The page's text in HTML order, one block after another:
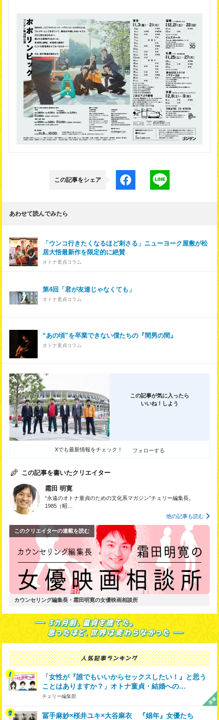
この記事をシェア
あわせて読んでみたら
「ウンコ行きたくなるほど刺さる」ニューヨーク屋敷が松
居大悟最新作を限定的に絶賛
オトナ童貞コラム
第4回「君が友達じゃなくても」
オトナ童貞コラム
“あの頃”を卒業できない僕たちの『間男の間』
オトナ童貞コラム
この記事が気に入ったら
いいね！しよう
Xでも最新情報をチェック！ フォローする
この記事を書いたクリエイター
霜田 明寛
“永遠のオトナ童貞のための文化系マガジン”チェリー編集長。
1985（昭…
他の記事も読む
このクリエイターの連載を読む
カウンセリング編集長・霜田明寛の女優映画相談所
「女性が『誰でもいいからセックスしたい！』と思う
ことはありますか？」オトナ童貞・結婚への…
チェリー編集部
冨手麻妙×桜井ユキ×大谷麻衣 『娼年』女優たち